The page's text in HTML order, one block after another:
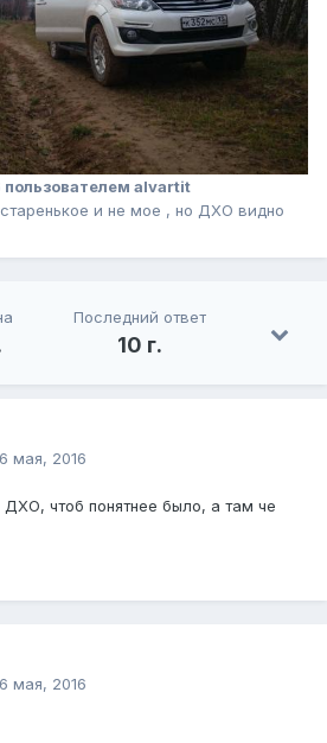
пользователем alvartit
и не мое , но ДХО видно
Последний ответ
10 г.
мая, 2016
чтоб понятнее было, а там че
мая, 2016